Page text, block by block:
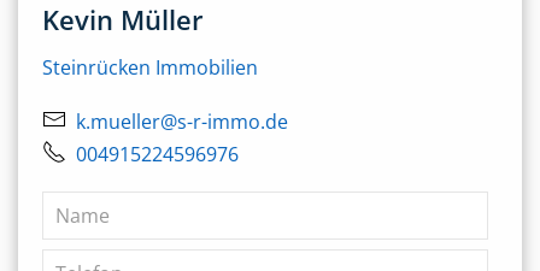
Kevin Müller
Steinrücken Immobilien
k.mueller@s-r-immo.de
004915224596976